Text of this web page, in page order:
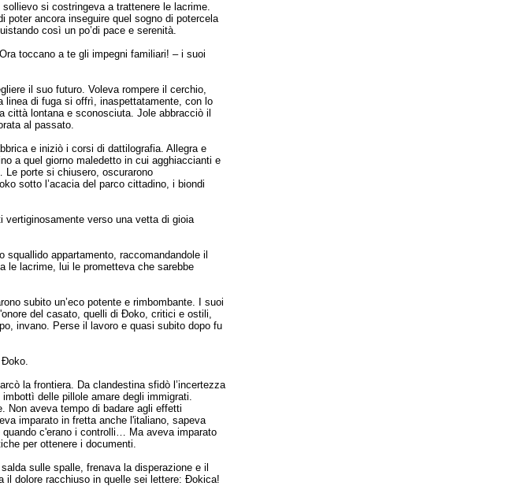
si costringeva a trattenere le lacrime.
poter ancora inseguire quel sogno di potercela
così un po’di pace e serenità.
toccano a te gli impegni familiari! – i suoi
il suo futuro. Voleva rompere il cerchio,
linea di fuga si offrì, inaspettatamente, con lo
città lontana e sconosciuta. Jole abbracciò il
al passato.
e iniziò i corsi di dattilografia. Allegra e
a quel giorno maledetto in cui agghiaccianti e
porte si chiusero, oscurarono
sotto l’acacia del parco cittadino, i biondi
vertiginosamente verso una vetta di gioia
appartamento, raccomandandole il
le lacrime, lui le prometteva che sarebbe
subito un’eco potente e rimbombante. I suoi
del casato, quelli di Đoko, critici e ostili,
invano. Perse il lavoro e quasi subito dopo fu
Đoko.
la frontiera. Da clandestina sfidò l’incertezza
delle pillole amare degli immigrati.
Non aveva tempo di badare agli effetti
imparato in fretta anche l'italiano, sapeva
c'erano i controlli… Ma aveva imparato
per ottenere i documenti.
sulle spalle, frenava la disperazione e il
il dolore racchiuso in quelle sei lettere: Đokica!